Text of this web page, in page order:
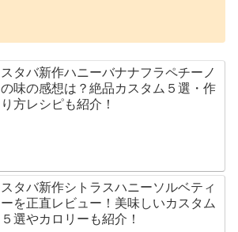
スタバ新作ハニーバナナフラペチーノ
の味の感想は？絶品カスタム５選・作
り方レシピも紹介！
スタバ新作シトラスハニーソルベティ
ーを正直レビュー！美味しいカスタム
５選やカロリーも紹介！